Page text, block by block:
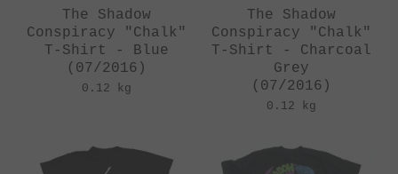
The Shadow
Conspiracy "Chalk"
T-Shirt - Blue
(07/2016)
0.12 kg
The Shadow
Conspiracy "Chalk"
T-Shirt - Charcoal
Grey
(07/2016)
0.12 kg